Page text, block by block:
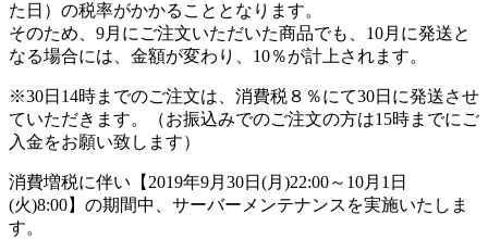
た日）の税率がかかることとなります。
そのため、9月にご注文いただいた商品でも、10月に発送と
なる場合には、金額が変わり、10％が計上されます。
※30日14時までのご注文は、消費税８％にて30日に発送させ
ていただきます。（お振込みでのご注文の方は15時までにご
入金をお願い致します）
消費増税に伴い【2019年9月30日(月)22:00～10月1日
(火)8:00】の期間中、サーバーメンテナンスを実施いたしま
す。